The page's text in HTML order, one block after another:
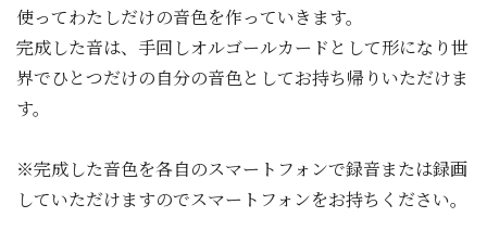
使ってわたしだけの音色を作っていきます。
完成した音は、手回しオルゴールカードとして形になり世
界でひとつだけの自分の音色としてお持ち帰りいただけま
す。
※完成した音色を各自のスマートフォンで録音または録画
していただけますのでスマートフォンをお持ちください。